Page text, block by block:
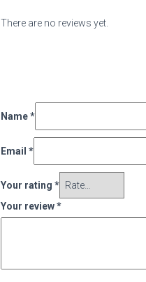
There are no reviews yet.
Name*
Email *
Your rating *
Your review*